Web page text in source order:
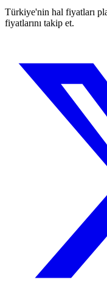
Türkiye'nin hal fiyatları
fiyatlarını takip et.